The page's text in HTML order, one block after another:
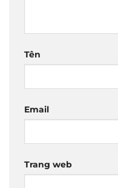
Tên
Email
Trang web